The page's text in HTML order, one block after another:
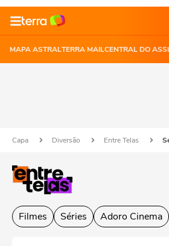
MAPA ASTRALTERRA MAILCENTRAL DO
Capa Diversão Entre Telas
Filmes Séries Adoro Cinema